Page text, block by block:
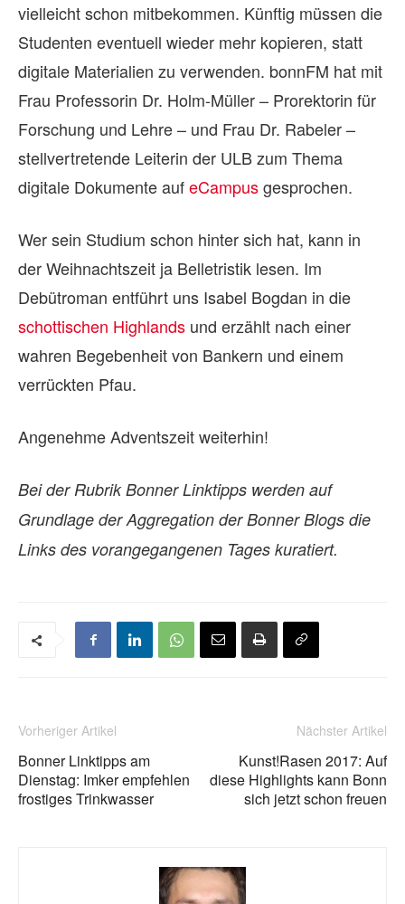
vielleicht schon mitbekommen. Künftig müssen die
Studenten eventuell wieder mehr kopieren, statt
digitale Materialien zu verwenden. bonnFM hat mit
Frau Professorin Dr. Holm-Müller – Prorektorin für
Forschung und Lehre – und Frau Dr. Rabeler –
stellvertretende Leiterin der ULB zum Thema
digitale Dokumente aufeCampusgesprochen.
Wer sein Studium schon hinter sich hat, kann in
der Weihnachtszeit ja Belletristik lesen. Im
Debütroman entführt uns Isabel Bogdan in die
schottischen Highlands und erzählt nach einer
wahren Begebenheit von Bankern und einem
verrückten Pfau.
Angenehme Adventszeit weiterhin!
Bei der Rubrik Bonner Linktipps werden auf
Grundlage der Aggregation der Bonner Blogs die
Links des vorangegangenen Tages kuratiert.
Vorheriger Artikel
Bonner Linktipps am
Dienstag: Imker empfehlen
frostiges Trinkwasser
Nächster Artikel
Kunst!Rasen 2017: Auf
diese Highlights kann Bonn
sich jetzt schon freuen